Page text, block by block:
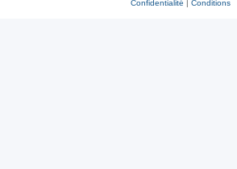
Confidentialité | Conditions